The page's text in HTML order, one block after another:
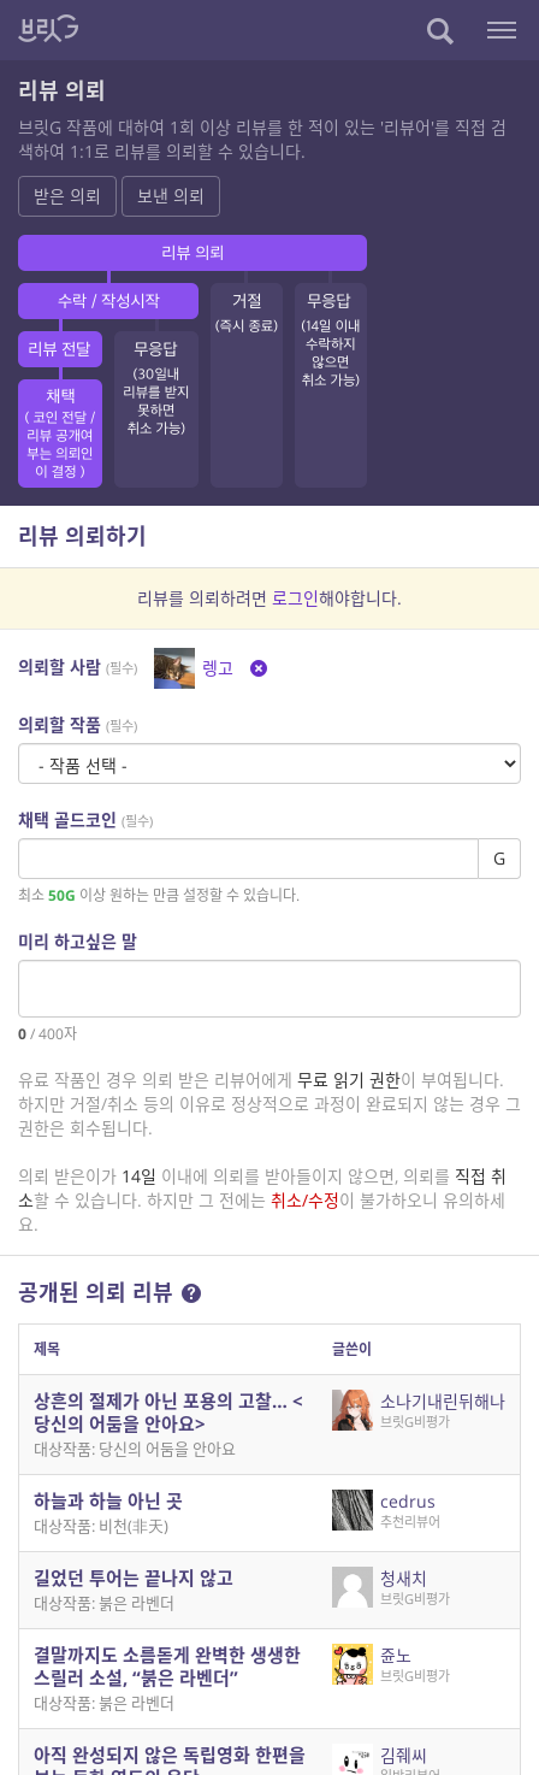
리뷰 의뢰
브릿G 작품에 대하여 1회 이상 리뷰를 한 적이 있는 '리뷰어'를 직접 검
색하여 1:1로 리뷰를 의뢰할 수 있습니다.
받은 의뢰
보낸 의뢰
리뷰 의뢰하기
리뷰를 의뢰하려면 로그인해야합니다.
의뢰할 사람 (필수) 렝고
의뢰할 작품 (필수)
채택 골드코인 (필수)
G
최소50G 이상 원하는 만큼 설정할 수 있습니다.
미리 하고싶은 말
0/400자
유료 작품인 경우 의뢰 받은 리뷰어에게 무료 읽기 권한이 부여됩니다.
하지만 거절/취소 등의 이유로 정상적으로 과정이 완료되지 않는 경우 그
권한은 회수됩니다.
의뢰 받은이가 14일 이내에 의뢰를 받아들이지 않으면, 의뢰를 직접 취
소할 수 있습니다. 하지만 그 전에는 취소/수정이 불가하오니 유의하세
요.
공개된 의뢰 리뷰
제목 글쓴이
상흔의 절제가 아닌 포용의 고찰… <
당신의 어둠을 안아요>
대상작품: 당신의 어둠을 안아요
소나기내린뒤해나
브릿G비평가
하늘과 하늘 아닌 곳
대상작품: 비천(非天)
cedrus
추천리뷰어
길었던 투어는 끝나지 않고
대상작품: 붉은 라벤더
청새치
브릿G비평가
결말까지도 소름돋게 완벽한 생생한
스릴러 소설, “붉은 라벤더”
대상작품: 붉은 라벤더
쥰노
브릿G비평가
아직 완성되지 않은 독립영화 한편을
김줴씨